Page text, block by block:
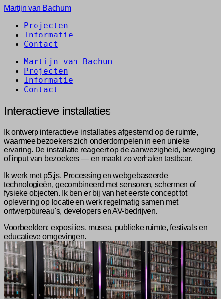
Martijn van Bachum
Projecten
Informatie
Contact
Martijn van Bachum
Projecten
Informatie
Contact
Interactieve installaties
Ik ontwerp interactieve installaties afgestemd op de ruimte,
waarmee bezoekers zich onderdompelen in een unieke
ervaring. De installatie reageert op de aanwezigheid, beweging
of input van bezoekers — en maakt zo verhalen tastbaar.
Ik werk met p5.js, Processing en webgebaseerde
technologieën, gecombineerd met sensoren, schermen of
fysieke objecten. Ik ben er bij van het eerste concept tot
oplevering op locatie en werk regelmatig samen met
ontwerpbureau's, developers en AV-bedrijven.
Voorbeelden: exposities, musea, publieke ruimte, festivals en
educatieve omgevingen.